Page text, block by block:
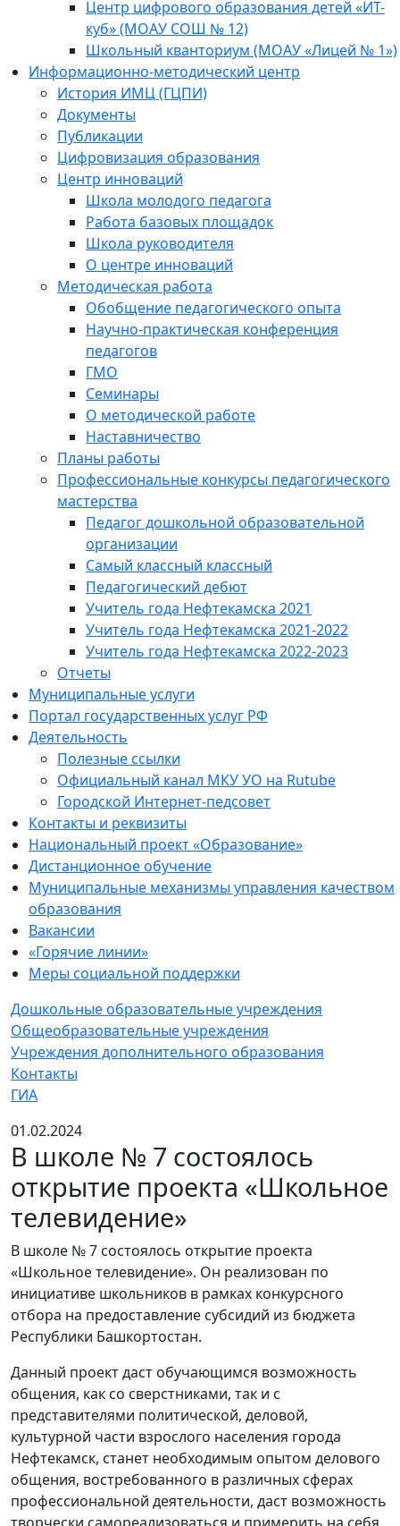
Центр цифрового образования детей «ИТ-
куб» (МОАУ СОШ № 12)
Школьный кванториум (МОАУ «Лицей № 1»)
Информационно-методический центр
История ИМЦ (ГЦПИ)
Документы
Публикации
Цифровизация образования
Центр инноваций
Школа молодого педагога
Работа базовых площадок
Школа руководителя
О центре инноваций
Методическая работа
Обобщение педагогического опыта
Научно-практическая конференция
педагогов
ГМО
Семинары
О методической работе
Наставничество
Планы работы
Профессиональные конкурсы педагогического
мастерства
Педагог дошкольной образовательной
организации
Самый классный классный
Педагогический дебют
Учитель года Нефтекамска 2021
Учитель года Нефтекамска 2021-2022
Учитель года Нефтекамска 2022-2023
Отчеты
Муниципальные услуги
Портал государственных услуг РФ
Деятельность
Полезные ссылки
Официальный канал МКУ УО на Rutube
Городской Интернет-педсовет
Контакты и реквизиты
Национальный проект «Образование»
Дистанционное обучение
Муниципальные механизмы управления качеством
образования
Вакансии
«Горячие линии»
Меры социальной поддержки
Дошкольные образовательные учреждения
Общеобразовательные учреждения
Учреждения дополнительного образования
Контакты
ГИА
01.02.2024
В школе № 7 состоялось
открытие проекта «Школьное
телевидение»
В школе № 7 состоялось открытие проекта
«Школьное телевидение». Он реализован по
инициативе школьников в рамках конкурсного
отбора на предоставление субсидий из бюджета
Республики Башкортостан.
Данный проект даст обучающимся возможность
общения, как со сверстниками, так и с
представителями политической, деловой,
культурной части взрослого населения города
Нефтекамск, станет необходимым опытом делового
общения, востребованного в различных сферах
профессиональной деятельности, даст возможность